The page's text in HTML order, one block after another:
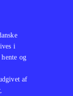
i
og
af